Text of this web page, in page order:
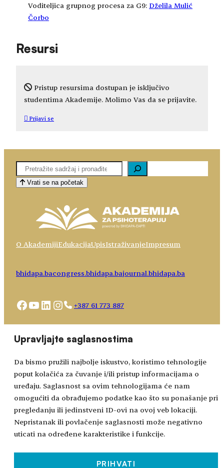
Upravljajte saglasnostima
Da bismo pružili najbolje iskustvo, koristimo tehnologije
poput kolačića za čuvanje i/ili pristup informacijama o
uređaju. Saglasnost sa ovim tehnologijama će nam
omogućiti da obrađujemo podatke kao što su ponašanje pri
pregledanju ili jedinstveni ID-ovi na ovoj veb lokaciji.
Nepristanak ili povlačenje saglasnosti može negativno
uticati na određene karakteristike i funkcije.
PRIHVATI
Voditeljica grupnog procesa za G9: Dželila Mulić
Čorbo
Resursi
Pristup resursima dostupan je isključivo
studentima Akademije. Molimo Vas da se prijavite.
Prijavi se
Pretaga
Vrati se na početak
O AkademijiEdukacijaUpisIstraživanjeImpresum
bhidapa.bacongress.bhidapa.bajournal.bhidapa.ba
Facebook
YouTube
LinkedIn
Instagram
+387 61 773 887
academy@bhidapa.ba
Choose
language